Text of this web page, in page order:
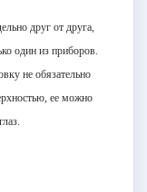
друг от друга,
один из приборов.
не обязательно
ее можно